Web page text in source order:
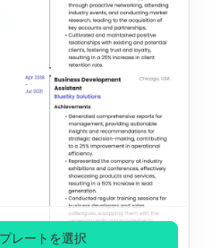
レートを選択